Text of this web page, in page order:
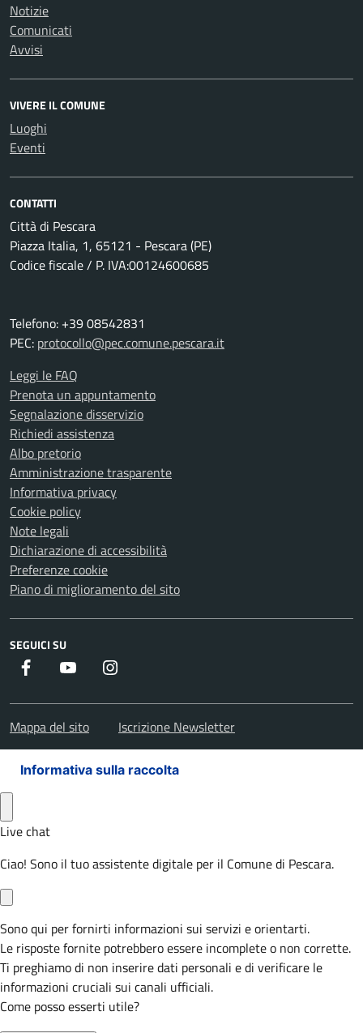
Notizie
Comunicati
Avvisi
VIVERE IL COMUNE
Luoghi
Eventi
CONTATTI
Città di Pescara
Piazza Italia, 1, 65121 - Pescara (PE)
Codice fiscale / P. IVA:00124600685
Telefono: +39 08542831
PEC: protocollo@pec.comune.pescara.it
Leggi le FAQ
Prenota un appuntamento
Segnalazione disservizio
Richiedi assistenza
Albo pretorio
Amministrazione trasparente
Informativa privacy
Cookie policy
Note legali
Dichiarazione di accessibilità
Preferenze cookie
Piano di miglioramento del sito
SEGUICI SU
Facebook Youtube
Mappa del sito Iscrizione Newsletter
Informativa sulla raccolta